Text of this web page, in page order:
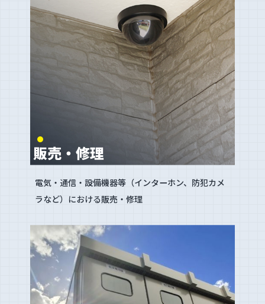
販売・修理
電気・通信・設備機器等（インターホン、防犯カメ
ラなど）における販売・修理